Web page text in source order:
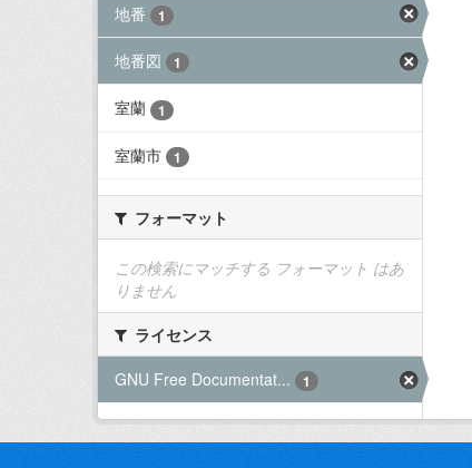
地番 1
地番図 1
室蘭 1
室蘭市 1
フォーマット
この検索にマッチする フォーマット はあ
りません
ライセンス
GNU Free Documentat...
1